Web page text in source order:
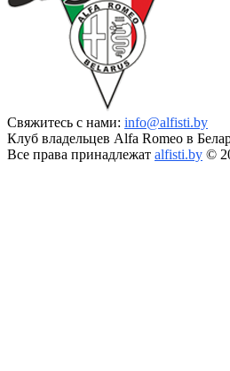
Свяжитесь с нами: info@alfisti.by
Клуб владельцев Alfa Romeo в
Все права принадлежат alfisti.by ©